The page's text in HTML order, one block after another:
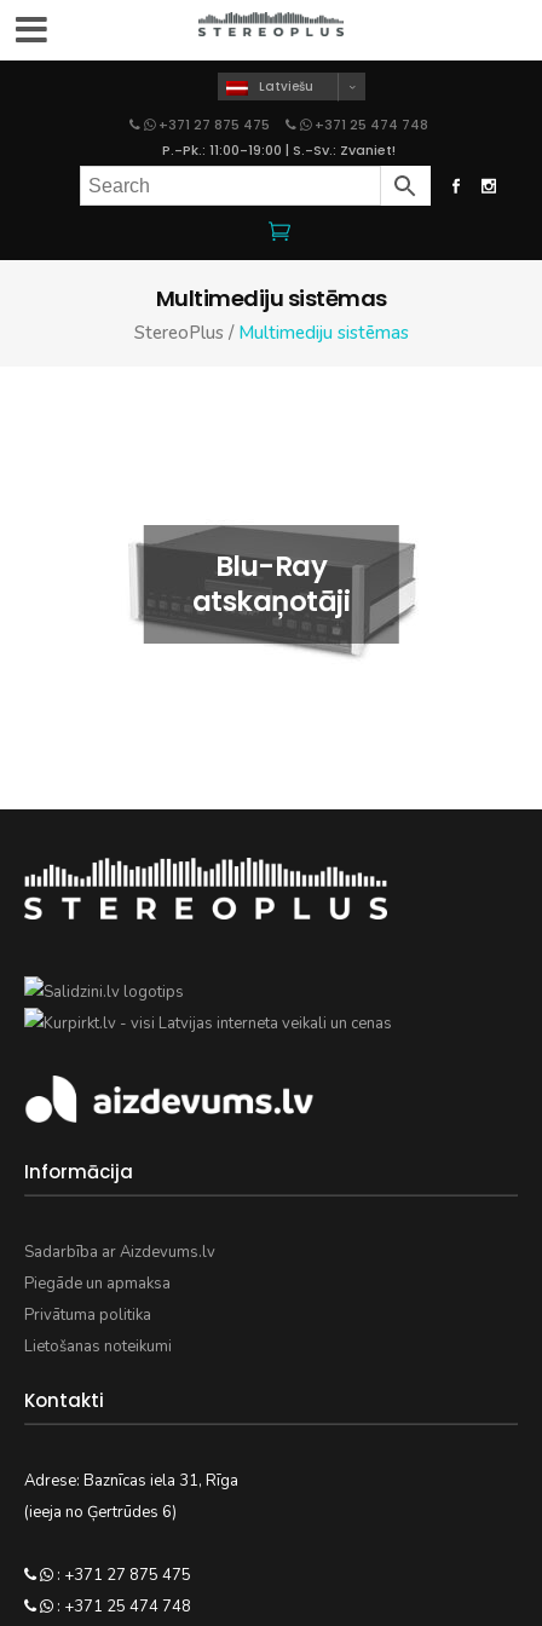
Latviešu
+371 27 875 475
+371 25 474 748
P.-Pk.: 11:00-19:00 | S.-Sv.: Zvaniet!
Multimediju sistēmas
StereoPlus/ Multimediju sistēmas
Blu-Ray
atskaņotāji
Informācija
Sadarbība ar Aizdevums.lv
Piegāde un apmaksa
Privātuma politika
Lietošanas noteikumi
Kontakti
Adrese: Baznīcas iela 31, Rīga
(ieeja no Ģertrūdes 6)
: +371 27 875 475
: +371 25 474 748